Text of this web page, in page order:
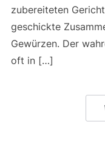
zubereiteten
geschickte
Gewürzen. Der
oft in […]